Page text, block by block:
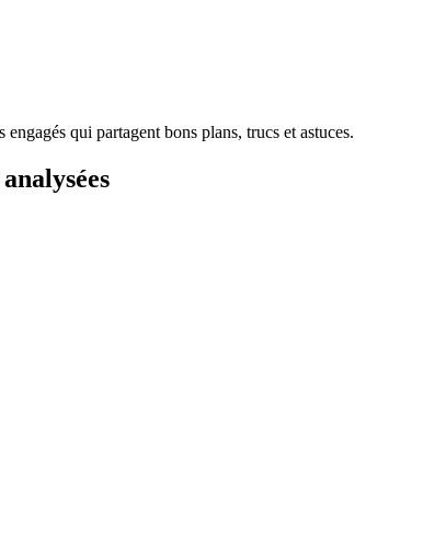
engagés qui partagent bons plans, trucs et astuces.